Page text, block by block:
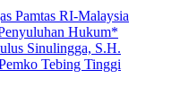
Pamtas RI-Malaysia
Hukum*
Sinulingga, S.H.
Tebing Tinggi